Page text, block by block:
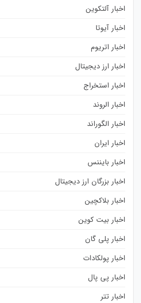
اخبار آلتکوین
اخبار آیوتا
اخبار اتریوم
اخبار ارز دیجیتال
اخبار استخراج
اخبار الروند
اخبار الگوراند
اخبار ایران
اخبار بایننس
اخبار بزرگان ارز دیجیتال
اخبار بلاکچین
اخبار بیت کوین
اخبار پلی گان
اخبار پولکادات
اخبار پی پال
اخبار تتر